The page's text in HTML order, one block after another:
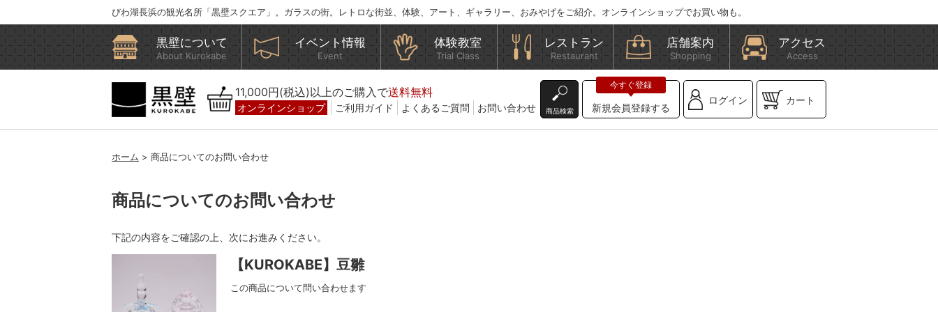
びわ湖長浜の観光名所「黒壁スクエア」。ガラスの街。レトロな街並、体験、アート、ギャラリー、おみやげをご紹介。オンラインショップでお買い物も。
黒壁について
About Kurokabe
イベント情報
Event
体験教室
Trial Class
レストラン
Restaurant
店舗案内
Shopping
アクセス
Access
11,000円(税込)以上のご購入で送料無料
オンラインショップ ご利用ガイド よくあるご質問 お問い合わせ 商品検索 新規会員登録する
ログイン カート
ホーム > 商品についてのお問い合わせ
商品についてのお問い合わせ
下記の内容をご確認の上、次にお進みください。
【KUROKABE】豆雛
この商品について問い合わせます